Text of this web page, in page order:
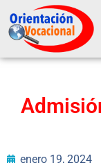
enero 19, 2024